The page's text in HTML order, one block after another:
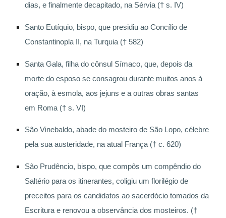
dias, e finalmente decapitado, na Sérvia († s. IV)
Santo Eutíquio, bispo, que presidiu ao Concílio de
Constantinopla II, na Turquia († 582)
Santa Gala, filha do cônsul Símaco, que, depois da
morte do esposo se consagrou durante muitos anos à
oração, à esmola, aos jejuns e a outras obras santas
em Roma († s. VI)
São Vinebaldo, abade do mosteiro de São Lopo, célebre
pela sua austeridade, na atual França († c. 620)
São Prudêncio, bispo, que compôs um compêndio do
Saltério para os itinerantes, coligiu um florilégio de
preceitos para os candidatos ao sacerdócio tomados da
Escritura e renovou a observância dos mosteiros. (†